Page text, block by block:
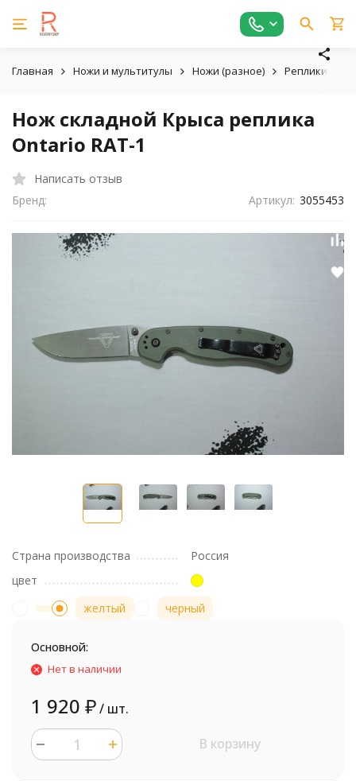
Главная Ножи и мультитулы Ножи (разное) Реплики
Нож складной Крыса реплика
Ontario RAT-1
Написать отзыв
Бренд:
Артикул: 3055453
Страна производства
Россия
цвет
желтый
черный
Основной:
Нет в наличии
1 920 ₽/ шт.
В корзину